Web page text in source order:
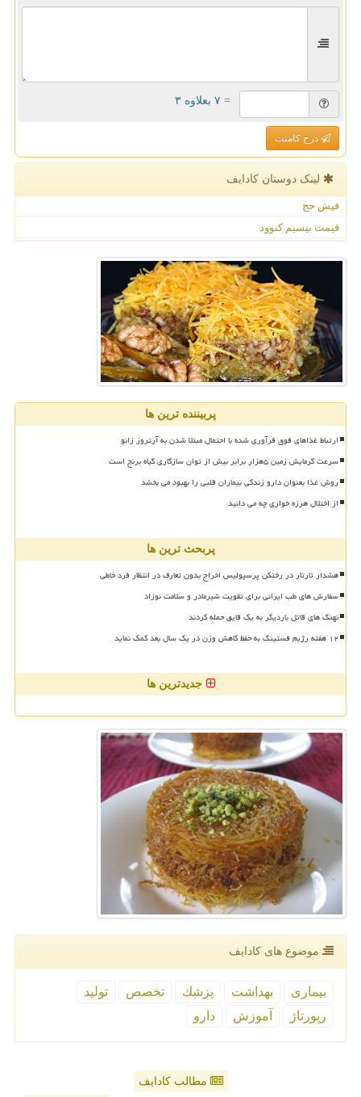
= ۷ بعلاوه ۳
درج کامنت
لینک دوستان كادایف
فیش حج
قیمت بیسیم کنوود
پربیننده ترین ها
ارتباط غذاهای فوق فرآوری شده با احتمال مبتلا شدن به آرتروز زانو
سرعت گرمایش زمین ۵هزار برابر بیش از توان سازگاری گیاه برنج است
روش غذا بعنوان دارو زندگی بیماران قلبی را بهبود می بخشد
از اختلال هرزه خواری چه می دانید
پربحث ترین ها
هشدار تارتار در رختکن پرسپولیس اخراج بدون تعارف در انتظار فرد خاطی
سفارش های طب ایرانی برای تقویت شیرمادر و سلامت نوزاد
نهنگ های قاتل باردیگر به یک قایق حمله کردند
۱۲ هفته رژیم فستینگ به حفظ کاهش وزن در یک سال بعد کمک نماید
جدیدترین ها
موضوع های كادایف
بیماری بهداشت پزشك تخصص
تولید
رپورتاژ
آموزش دارو
مطالب کادایف